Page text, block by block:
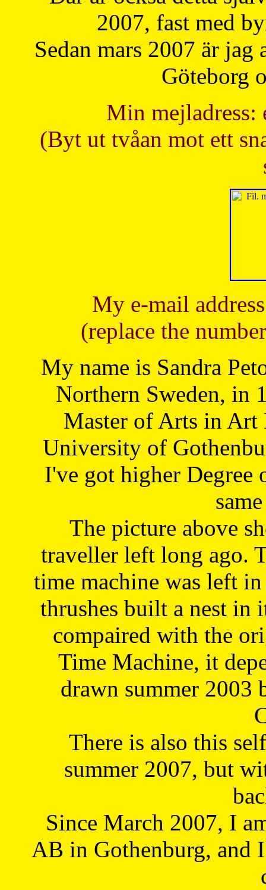
2007, fast med
Sedan mars 2007 är
Göteborg
Min mejladress:
(Byt ut tvåan mot ett
My e-mail
(replace the
My name is Sandra
Northern Sweden, in
Master of Arts in Art
University of
I've got higher Degree
The picture above
traveller left long ago.
time machine was left
thrushes built a nest in
compaired with the
Time Machine, it
drawn summer 2003
There is also this
summer 2007, but
Since March 2007, I
AB in Gothenburg, and